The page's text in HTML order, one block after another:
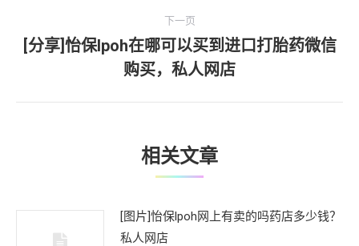
下一页
下
一
文
[分享]怡保lpoh在哪可以买到进口打胎药微信
购买，私人网店
相关文章
[图片]怡保lpoh网上有卖的吗药店多少钱？
私人网店